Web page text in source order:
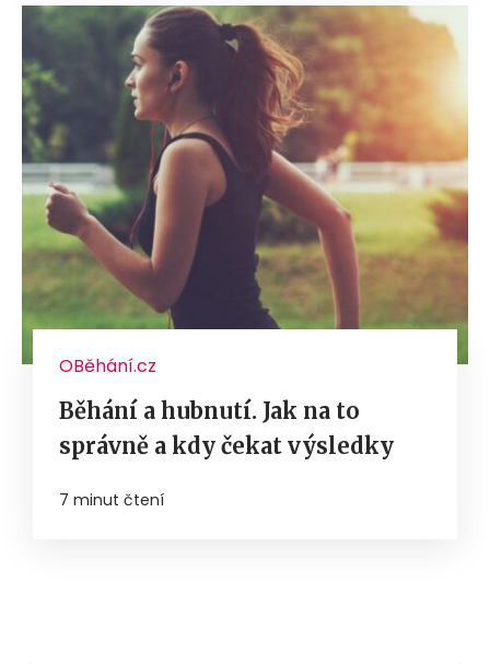
OBěhání.cz
Běhání a hubnutí. Jak na to
správně a kdy čekat výsledky
7 minut čtení